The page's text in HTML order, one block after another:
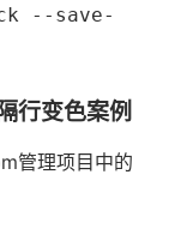
--save-
行变色案例
管理项目中的